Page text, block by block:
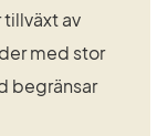
av
med stor
begränsar